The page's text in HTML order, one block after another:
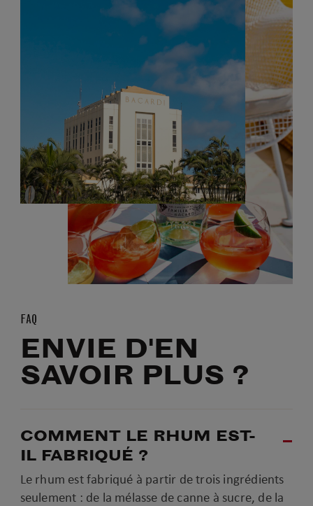
FAQ
ENVIE D'EN
SAVOIR PLUS ?
COMMENT LE RHUM EST-
IL FABRIQUÉ ?
Le rhum est fabriqué à partir de trois ingrédients
seulement : de la mélasse de canne à sucre, de la